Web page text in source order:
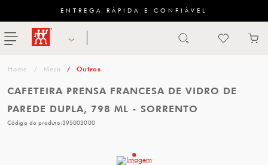
ENTREGA RÁPIDA E CONFIÁVEL
menu ZWILLING
categoria
Mesa Outros
CAFETEIRA PRENSA FRANCESA DE VIDRO DE
PAREDE DUPLA, 798 ML - SORRENTO
Código do produto:395003000